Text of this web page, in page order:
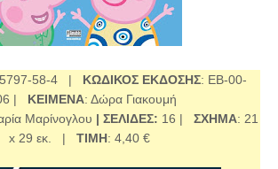
5797-58-4 | ΚΩΔΙΚΟΣ ΕΚΔΟΣΗΣ: ΕΒ-00-
| ΚΕΙΜΕΝΑ: Δώρα Γιακουμή
Μαρίνογλου | ΣΕΛΙΔΕΣ: 16 | ΣΧΗΜΑ: 21
x 29 εκ. | ΤΙΜΗ: 4,40 €